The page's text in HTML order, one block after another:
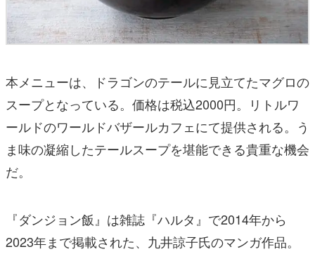
本メニューは、ドラゴンのテールに見立てたマグロの
スープとなっている。価格は税込2000円。リトルワ
ールドのワールドバザールカフェにて提供される。う
ま味の凝縮したテールスープを堪能できる貴重な機会
だ。
『ダンジョン飯』は雑誌『ハルタ』で2014年から
2023年まで掲載された、九井諒子氏のマンガ作品。